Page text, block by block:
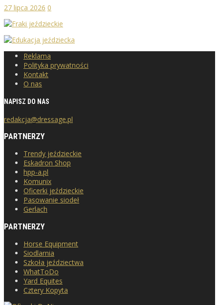
27 lipca 2026 0
Reklama
Polityka prywatności
Kontakt
O nas
NAPISZ DO NAS
redakcja@dressage.pl
PARTNERZY
Trendy jeździeckie
Eskadron Shop
hpp-a.pl
Komunix
Oficerki jeździeckie
Pasowanie siodeł
Gerlach
PARTNERZY
Horse Equipment
Siodlarnia
Szkoła jeździectwa
WhatToDo
Yard Equites
Cztery Kopyta